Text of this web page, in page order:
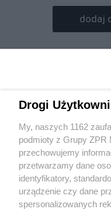
dodaj
- Pasmo przenoszenia
- Czułość w polu
mV/Pa
- Minimalna impedancja
- Gabaryty śr. 48 x 180
- Waga bez przewodu
Drogi
My, naszych 1162
podmioty z Grupy ZPR
przechowujemy
przetwarzamy dane
identyfikatory,
urządzenie czy dane
spersonalizowanych